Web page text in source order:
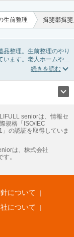
生前整理 揖斐郡揖
整理。生前整理のやり
います。老人ホームや介
在宅介護の介護整理や福
てみましょう。
の就労支援
暮らし情報
アドバイザー
会社
まちむすび
PRESS
seniorは、情報セ
規格「ISO/IEC
の認証を取得していま
は、株式会社
。
について
について